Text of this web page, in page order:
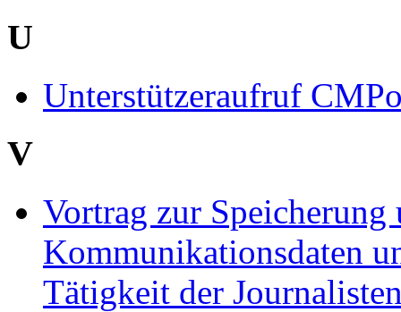
U
Unterstützeraufruf
V
Vortrag zur
Kommunikationsdaten
Tätigkeit der